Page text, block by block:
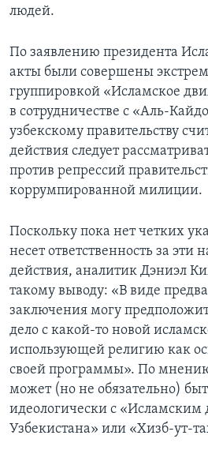
людей.
По заявлению президента
акты были совершены
группировкой «Исламское
в сотрудничестве с «Аль-
узбекскому правительству
действия следует
против репрессий
коррумпированной милиции.
Поскольку пока нет четких
несет ответственность за эти
действия, аналитик Дэниэл
такому выводу: «В виде
заключения могу
дело с какой-то новой
использующей религию как
своей программы». По
может (но не обязательно)
идеологически с
Узбекистана» или «Хизб-ут-